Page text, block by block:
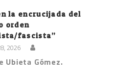
la encrucijada del
orden
fascista”
2026
Ubieta Gómez.